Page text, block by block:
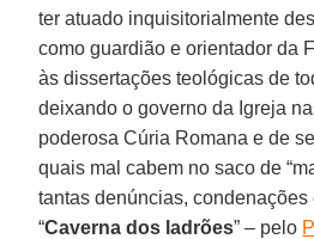
ter atuado inquisitorialmente
como guardião e orientador da
às dissertações teológicas de
deixando o governo da Igreja
poderosa Cúria Romana e de
quais mal cabem no saco de
tantas denúncias,
“Caverna dos ladrões” – pelo